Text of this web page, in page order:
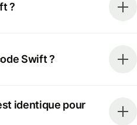
?
Swift ?
identique pour